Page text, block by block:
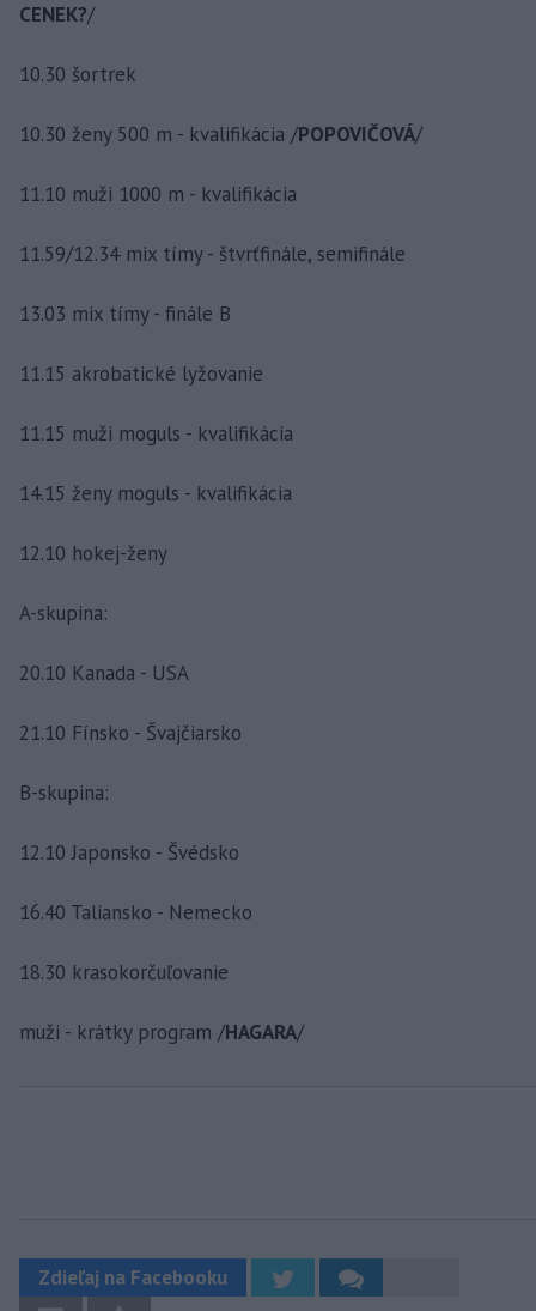
CENEK?/
10.30 šortrek
10.30 ženy 500 m - kvalifikácia /POPOVIČOVÁ/
11.10 muži 1000 m - kvalifikácia
11.59/12.34 mix tímy - štvrťfinále, semifinále
13.03 mix tímy - finále B
11.15 akrobatické lyžovanie
11.15 muži moguls - kvalifikácia
14.15 ženy moguls - kvalifikácia
12.10 hokej-ženy
A-skupina:
20.10 Kanada - USA
21.10 Fínsko - Švajčiarsko
B-skupina:
12.10 Japonsko - Švédsko
16.40 Taliansko - Nemecko
18.30 krasokorčuľovanie
muži - krátky program /HAGARA/
Zdieľaj na Facebooku